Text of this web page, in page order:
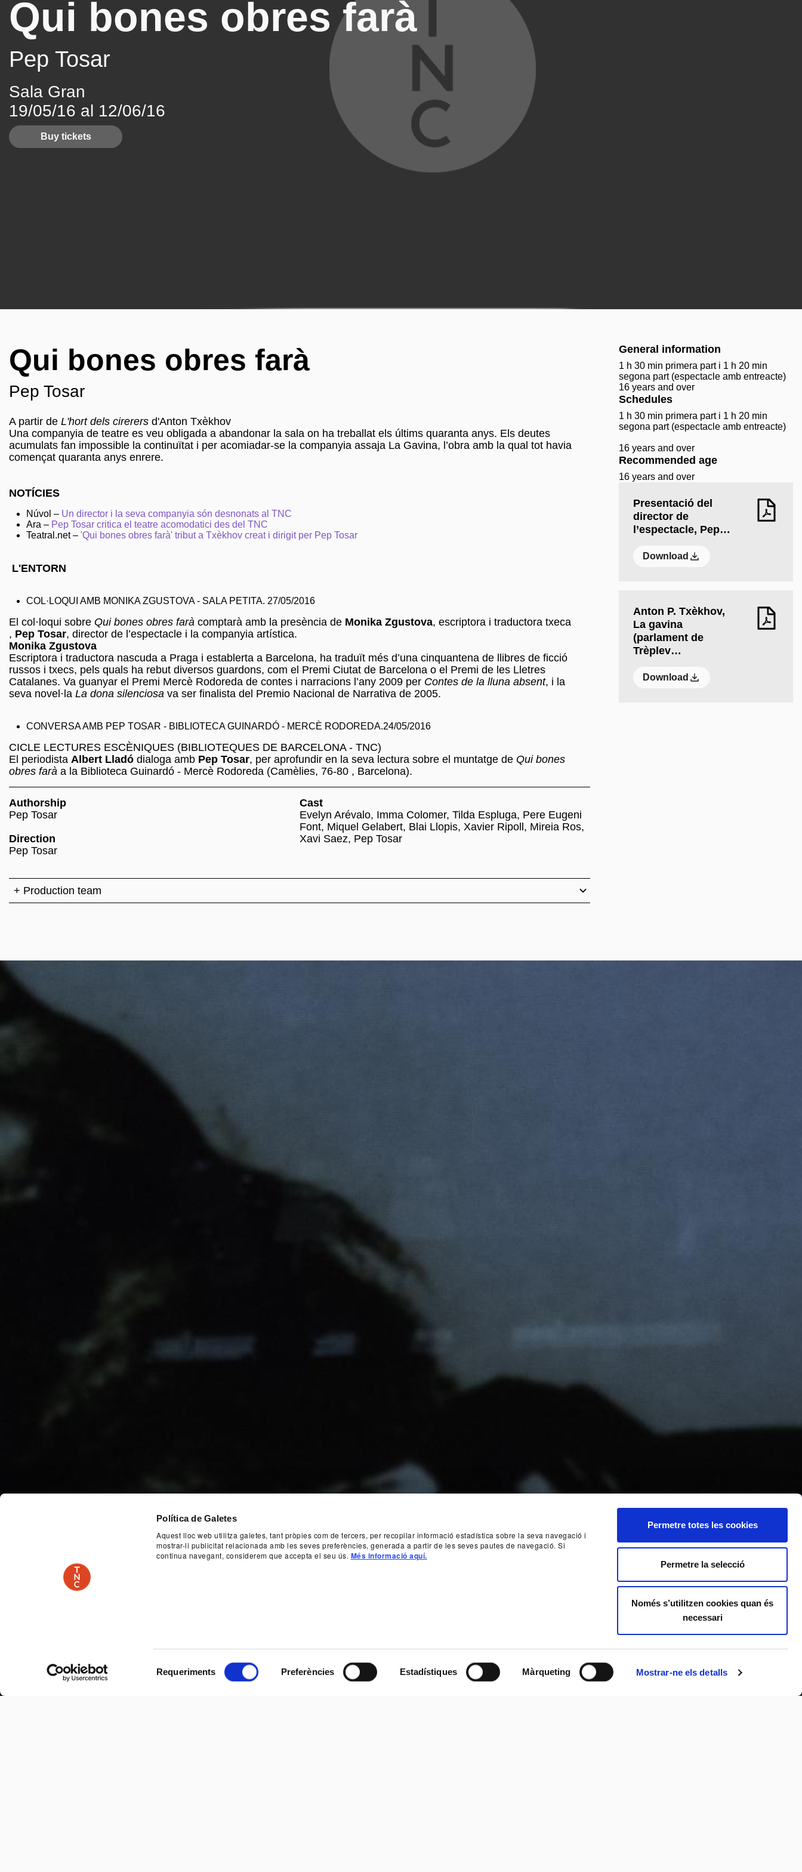
Política de Galetes
Aquest lloc web utilitza galetes, tant pròpies com de tercers, per recopilar informació estadística sobre la seva navegació i
mostrar-li publicitat relacionada amb les seves preferències, generada a partir de les seves pautes de navegació. Si
continua navegant, considerem que accepta el seu ús. Més informació aquí.
Requeriments Preferències Estadístiques Màrqueting Mostrar-ne els detalls
Permetre totes les cookies
Permetre la selecció
Només s’utilitzen cookies quan és
necessari
Qui bones obres farà
Pep Tosar
Sala Gran
19/05/16 al 12/06/16
Buy tickets
Qui bones obres farà
Pep Tosar
A partir de L'hort dels cirerers d'Anton Txèkhov
Una companyia de teatre es veu obligada a abandonar la sala on ha treballat els últims quaranta anys. Els deutes
acumulats fan impossible la continuïtat i per acomiadar-se la companyia assaja La Gavina, l’obra amb la qual tot havia
començat quaranta anys enrere.
NOTÍCIES
Núvol – Un director i la seva companyia són desnonats al TNC
Ara – Pep Tosar critica el teatre acomodatici des del TNC
Teatral.net – 'Qui bones obres farà' tribut a Txèkhov creat i dirigit per Pep Tosar
L'ENTORN
COL·LOQUI AMB MONIKA ZGUSTOVA - SALA PETITA. 27/05/2016
El col·loqui sobre Qui bones obres farà comptarà amb la presència de Monika Zgustova, escriptora i traductora txeca
, Pep Tosar, director de l’espectacle i la companyia artística.
Monika Zgustova
Escriptora i traductora nascuda a Praga i establerta a Barcelona, ha traduït més d’una cinquantena de llibres de ficció
russos i txecs, pels quals ha rebut diversos guardons, com el Premi Ciutat de Barcelona o el Premi de les Lletres
Catalanes. Va guanyar el Premi Mercè Rodoreda de contes i narracions l’any 2009 per Contes de la lluna absent, i la
seva novel·la La dona silenciosa va ser finalista del Premio Nacional de Narrativa de 2005.
CONVERSA AMB PEP TOSAR - BIBLIOTECA GUINARDÓ - MERCÈ RODOREDA.24/05/2016
CICLE LECTURES ESCÈNIQUES (BIBLIOTEQUES DE BARCELONA - TNC)
El periodista Albert Lladó dialoga amb Pep Tosar, per aprofundir en la seva lectura sobre el muntatge de Qui bones
obres farà a la Biblioteca Guinardó - Mercè Rodoreda (Camèlies, 76-80 , Barcelona).
Authorship
Pep Tosar
Direction
Pep Tosar
Cast
Evelyn Arévalo, Imma Colomer, Tilda Espluga, Pere Eugeni
Font, Miquel Gelabert, Blai Llopis, Xavier Ripoll, Mireia Ros,
Xavi Saez, Pep Tosar
+ Production team
General information
1 h 30 min primera part i 1 h 20 min
segona part (espectacle amb entreacte)
16 years and over
Schedules
1 h 30 min primera part i 1 h 20 min
segona part (espectacle amb entreacte)
16 years and over
Recommended age
16 years and over
Presentació del
director de
l’espectacle, Pep…
Download
Anton P. Txèkhov,
La gavina
(parlament de
Trèplev…
Download